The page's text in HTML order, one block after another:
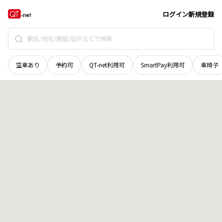
ログイン新規登録
空車あり 予約可 QT-net利用可 SmartPay利用可 車椅子
宮城県